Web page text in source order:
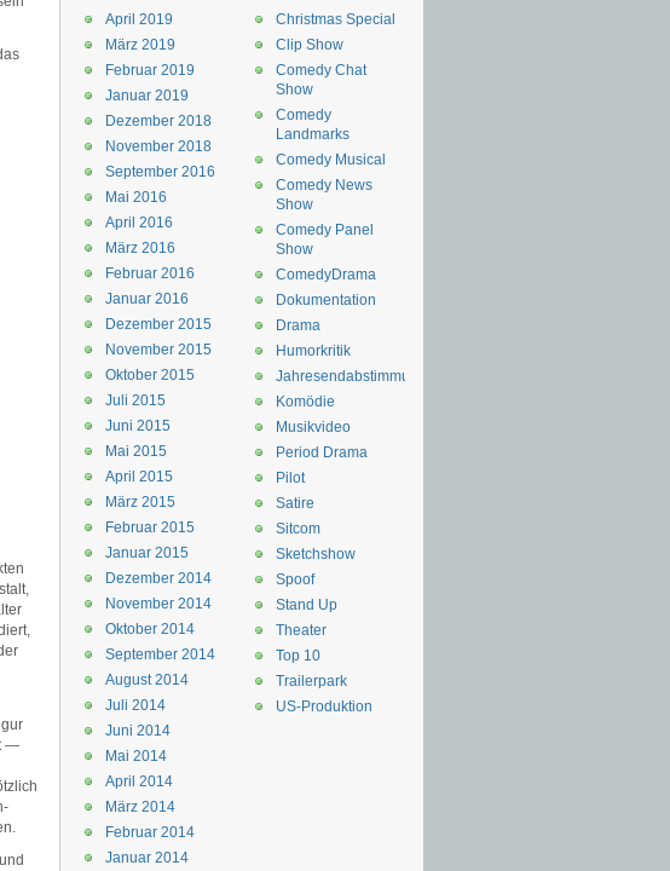
—
Christmas Special
Clip Show
Comedy Chat
Show
Comedy
Landmarks
Comedy Musical
Comedy News
Show
Comedy Panel
Show
ComedyDrama
Dokumentation
Drama
Humorkritik
Jahresendabstimmung
Komödie
Musikvideo
Period Drama
Pilot
Satire
Sitcom
Sketchshow
Spoof
Stand Up
Theater
Top 10
Trailerpark
US-Produktion
April 2019
März 2019
Februar 2019
Januar 2019
Dezember 2018
November 2018
September 2016
Mai 2016
April 2016
März 2016
Februar 2016
Januar 2016
Dezember 2015
November 2015
Oktober 2015
Juli 2015
Juni 2015
Mai 2015
April 2015
März 2015
Februar 2015
Januar 2015
Dezember 2014
November 2014
Oktober 2014
September 2014
August 2014
Juli 2014
Juni 2014
Mai 2014
April 2014
März 2014
Februar 2014
Januar 2014